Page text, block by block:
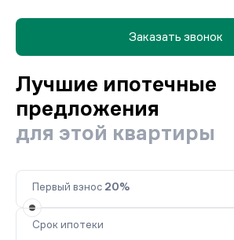
Заказать звонок
Лучшие ипотечные
предложения
для этой квартиры
Первый взнос 20%
Срок ипотеки